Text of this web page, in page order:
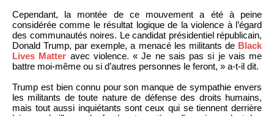
Cependant, la montée de ce mouvement a été à peine
considérée comme le résultat logique de la violence à l’égard
des communautés noires. Le candidat présidentiel républicain,
Donald Trump, par exemple, a menacé les militants de Black
Lives Matter avec violence. « Je ne sais pas si je vais me
battre moi-même ou si d’autres personnes le feront, » a-t-il dit.
Trump est bien connu pour son manque de sympathie envers
les militants de toute nature de défense des droits humains,
mais tout aussi inquiétants sont ceux qui se tiennent derrière